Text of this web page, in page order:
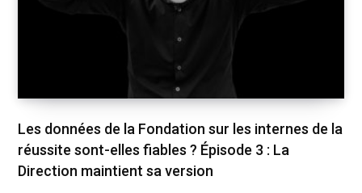
Les données de la Fondation sur les internes de la
réussite sont-elles fiables ? Épisode 3 : La
Direction maintient sa version